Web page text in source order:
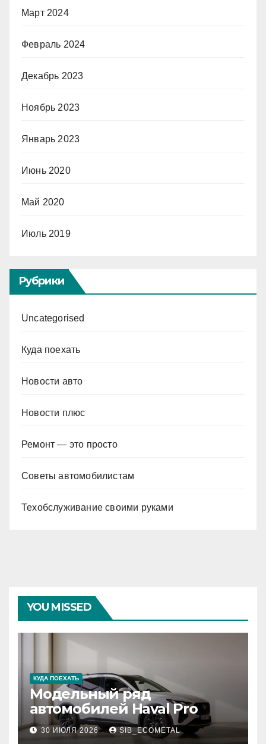
Март 2024
Февраль 2024
Декабрь 2023
Ноябрь 2023
Январь 2023
Июнь 2020
Май 2020
Июль 2019
Рубрики
Uncategorised
Куда поехать
Новости авто
Новости плюс
Ремонт — это просто
Советы автомобилистам
Техобслуживание своими руками
YOU MISSED
КУДА ПОЕХАТЬ
Модельный ряд
автомобилей Haval Pro
30 ИЮЛЯ 2026 SIB_ECOMETAL